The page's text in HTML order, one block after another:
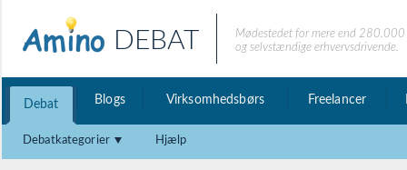
DEBAT
Mødestedet for mere end
og selvstændige erhvervsdrivende.
Debat Blogs Virksomhedsbørs Freelancer
Debatkategorier Hjælp